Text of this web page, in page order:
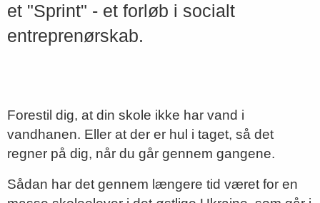
et "Sprint" - et forløb i socialt
entreprenørskab.
Forestil dig, at din skole ikke har vand i
vandhanen. Eller at der er hul i taget, så det
regner på dig, når du går gennem gangene.
Sådan har det gennem længere tid været for en